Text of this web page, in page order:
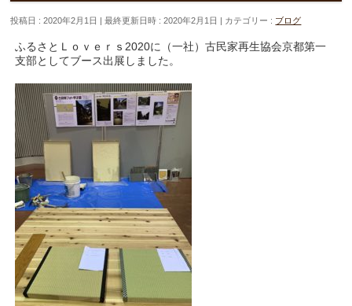
投稿日 : 2020年2月1日 最終更新日時 : 2020年2月1日 カテゴリー : ブログ
ふるさとＬｏｖｅｒｓ2020に（一社）古民家再生協会京都第一
支部としてブース出展しました。